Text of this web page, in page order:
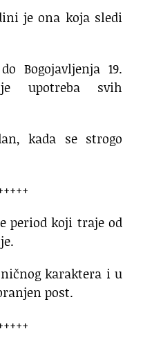
je ona koja sledi
Bogojavljenja 19.
upotreba svih
kada se strogo
period koji traje od
karaktera i u
post.